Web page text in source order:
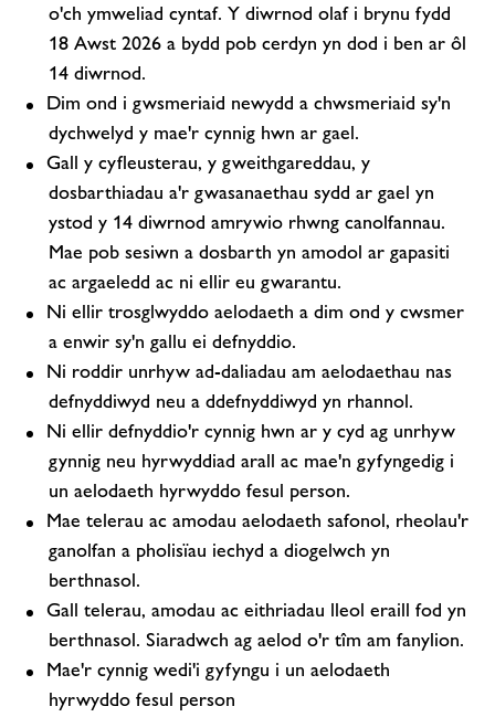
o'ch ymweliad cyntaf. Y diwrnod olaf i brynu fydd
18 Awst 2026 a bydd pob cerdyn yn dod i ben ar ôl
14 diwrnod.
Dim ond i gwsmeriaid newydd a chwsmeriaid sy'n
dychwelyd y mae'r cynnig hwn ar gael.
Gall y cyfleusterau, y gweithgareddau, y
dosbarthiadau a'r gwasanaethau sydd ar gael yn
ystod y 14 diwrnod amrywio rhwng canolfannau.
Mae pob sesiwn a dosbarth yn amodol ar gapasiti
ac argaeledd ac ni ellir eu gwarantu.
Ni ellir trosglwyddo aelodaeth a dim ond y cwsmer
a enwir sy'n gallu ei defnyddio.
Ni roddir unrhyw ad-daliadau am aelodaethau nas
defnyddiwyd neu a ddefnyddiwyd yn rhannol.
Ni ellir defnyddio'r cynnig hwn ar y cyd ag unrhyw
gynnig neu hyrwyddiad arall ac mae'n gyfyngedig i
un aelodaeth hyrwyddo fesul person.
Mae telerau ac amodau aelodaeth safonol, rheolau'r
ganolfan a pholisïau iechyd a diogelwch yn
berthnasol.
Gall telerau, amodau ac eithriadau lleol eraill fod yn
berthnasol. Siaradwch ag aelod o'r tîm am fanylion.
Mae'r cynnig wedi'i gyfyngu i un aelodaeth
hyrwyddo fesul person